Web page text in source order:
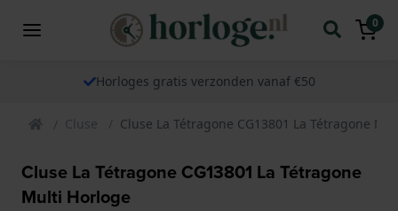
0
Horloges gratis verzonden vanaf €50
Cluse Cluse La Tétragone CG13801 La Tétragone
Cluse La Tétragone CG13801 La Tétragone
Multi Horloge